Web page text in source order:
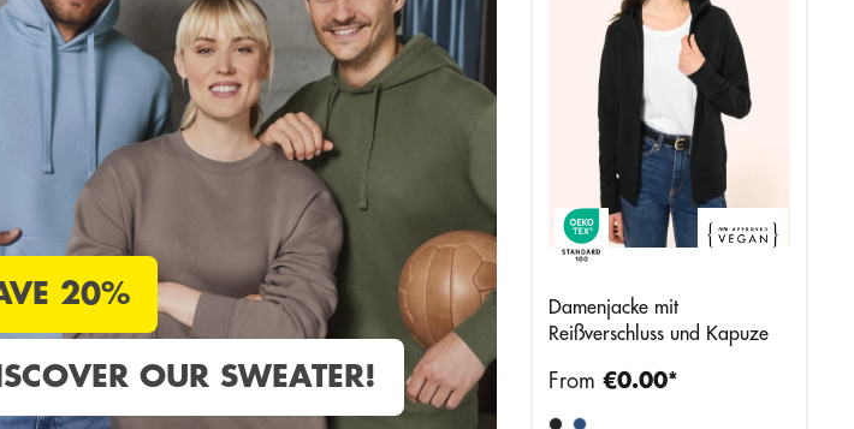
20%
OUR SWEATER!
Damenjacke mit
Reißverschluss und Kapuze
From€0.00*